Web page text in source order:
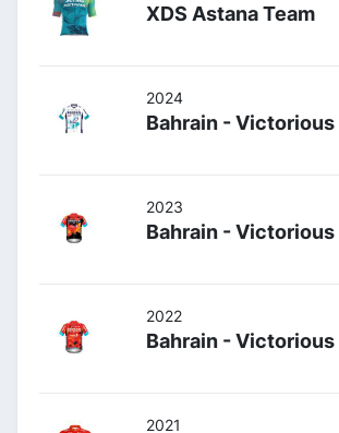
XDS Astana Team
2024
Bahrain - Victorious
2023
Bahrain - Victorious
2022
Bahrain - Victorious
2021